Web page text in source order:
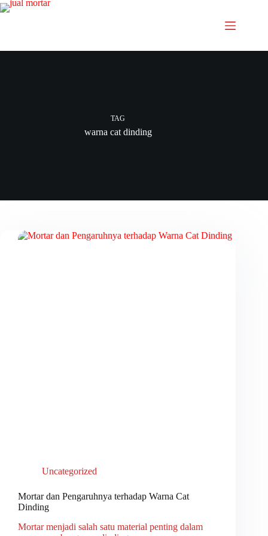
TAG
warna cat dinding
Uncategorized
Mortar dan Pengaruhnya terhadap Warna Cat
Dinding
Mortar menjadi salah satu material penting dalam